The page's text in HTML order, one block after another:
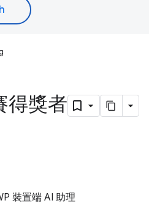
得獎者
裝置端 AI 助理